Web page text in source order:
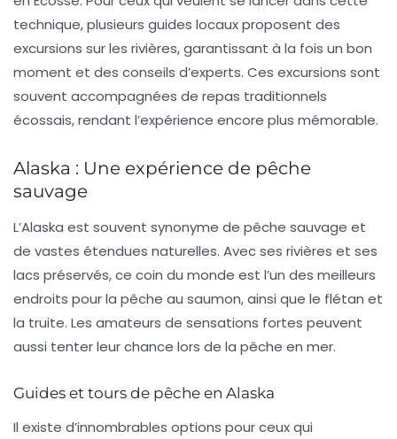
technique, plusieurs guides locaux proposent des
excursions sur les rivières, garantissant à la fois un bon
moment et des conseils d’experts. Ces excursions sont
souvent accompagnées de repas traditionnels
écossais, rendant l’expérience encore plus mémorable.
Alaska : Une expérience de pêche
sauvage
L’Alaska est souvent synonyme de pêche sauvage et
de vastes étendues naturelles. Avec ses rivières et ses
lacs préservés, ce coin du monde est l’un des meilleurs
endroits pour la pêche au saumon, ainsi que le flétan et
la truite. Les amateurs de sensations fortes peuvent
aussi tenter leur chance lors de la pêche en mer.
Guides et tours de pêche en Alaska
Il existe d’innombrables options pour ceux qui